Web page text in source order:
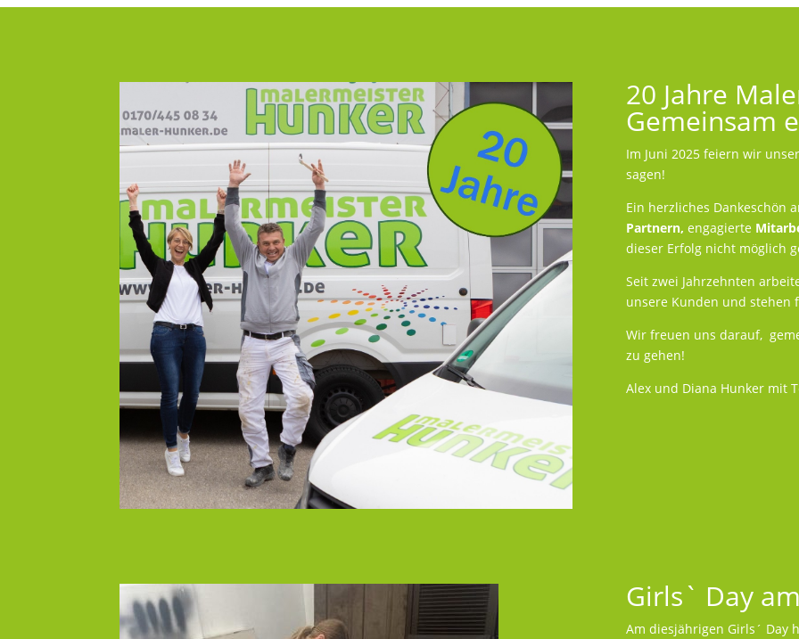
20 Jahre
Gemeinsam
Im Juni 2025 feiern wir
sagen!
Ein herzliches Dankeschön
Partnern, engagierte
dieser Erfolg nicht möglich
Seit zwei Jahrzehnten
unsere Kunden und stehen
Wir freuen uns darauf,
zu gehen!
Alex und Diana Hunker mit
Girls` Day
Am diesjährigen Girls´ Day